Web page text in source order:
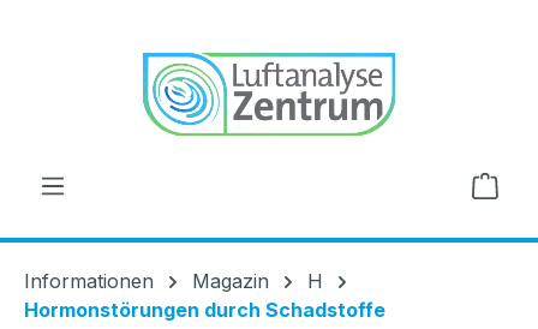
Informationen Magazin
H
Hormonstörungen durch Schadstoffe